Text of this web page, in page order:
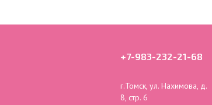
+7-983-232-21-68
г.Томск, ул. Нахимова, д.
8, стр. 6